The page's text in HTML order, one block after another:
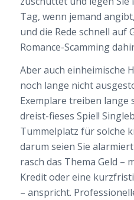
Tag, wenn jemand
und die Rede schnell auf
Romance-Scamming
Aber auch einheimische
noch lange nicht
Exemplare treiben
dreist-fieses Spiel!
Tummelplatz für solche
darum seien Sie
rasch das Thema Geld –
Kredit oder eine
– anspricht.